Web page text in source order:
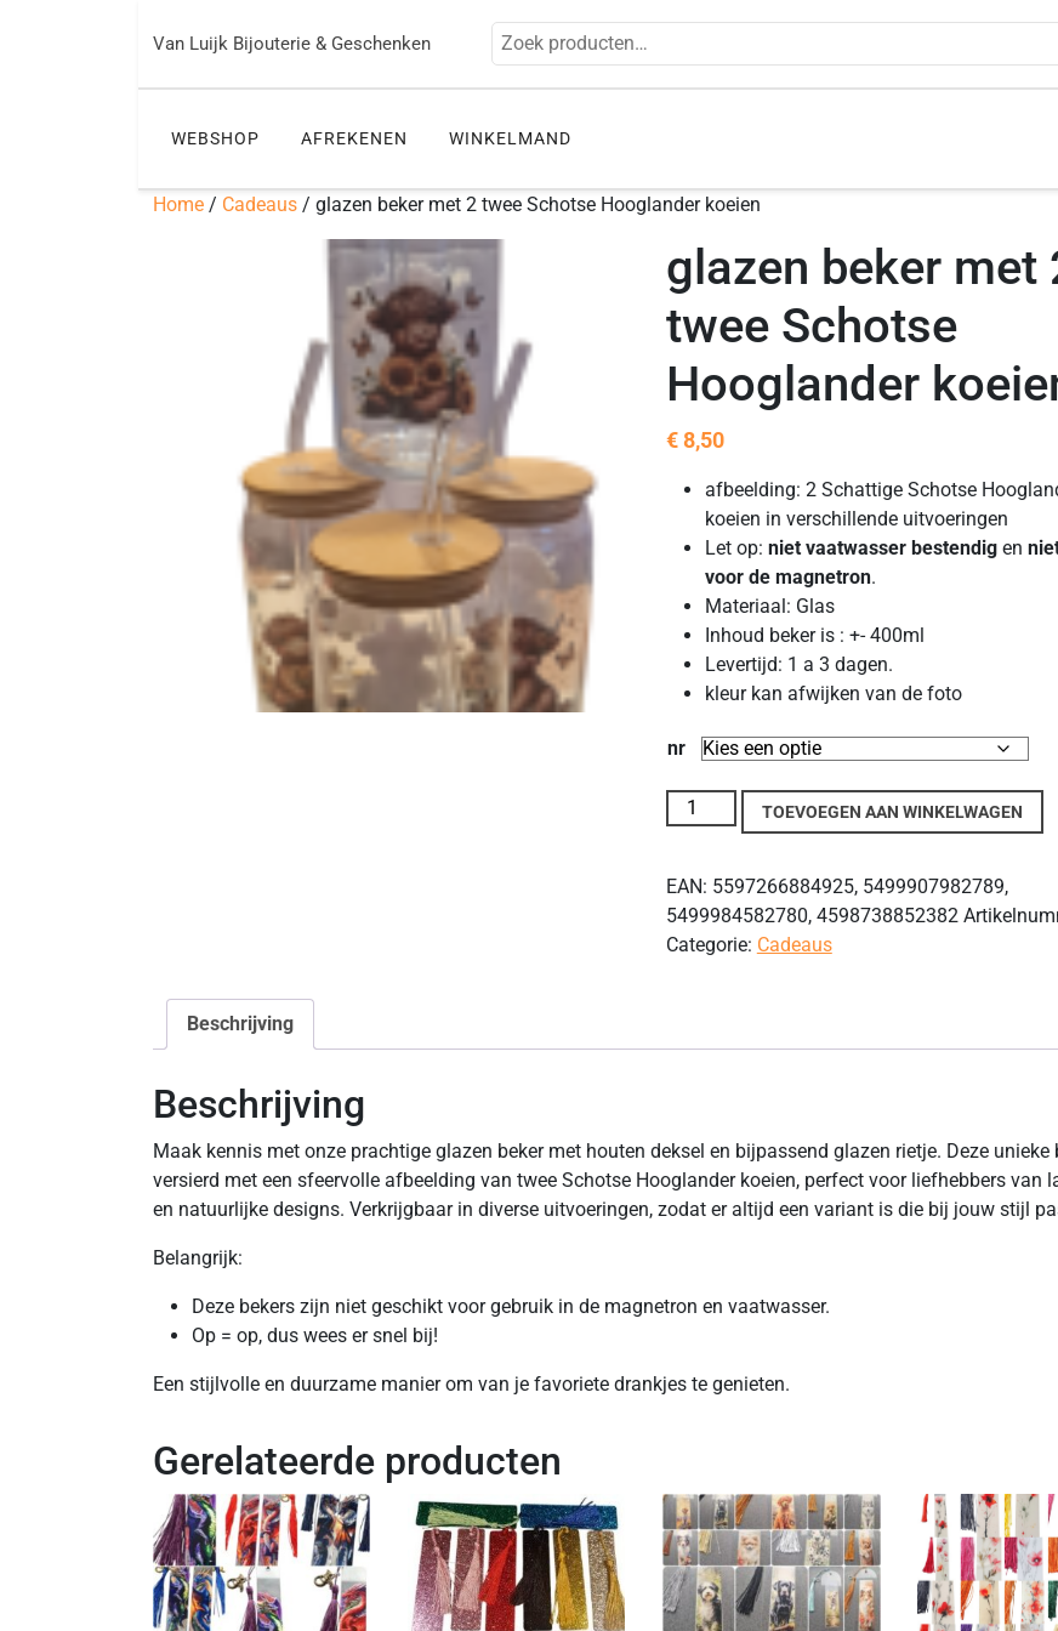
naar
Van Luijk Bijouterie & Geschenken Zoeken naar:
WEBSHOP AFREKENEN WINKELMAND
Home / Cadeaus / glazen beker met 2 twee Schotse Hooglander koeien
glazen beker met
twee Schotse
Hooglander
€8,50
afbeelding: 2 Schattige Schotse
koeien in verschillende uitvoeringen
Let op: niet vaatwasser bestendigen
voor de magnetron.
Materiaal: Glas
Inhoud beker is : +- 400ml
Levertijd: 1 a 3 dagen.
kleur kan afwijken van de foto
nr
glazen beker met 2 twee Schotse Hooglander
TOEVOEGEN AAN WINKELWAGEN
EAN: 5597266884925, 5499907982789,
5499984582780, 4598738852382
Categorie: Cadeaus
Beschrijving
Beschrijving
Maak kennis met onze prachtige glazen beker met houten deksel en bijpassend glazen rietje. Deze unieke
versierd met een sfeervolle afbeelding van twee Schotse Hooglander koeien, perfect voor liefhebbers van
en natuurlijke designs. Verkrijgbaar in diverse uitvoeringen, zodat er altijd een variant is die bij jouw stijl
Belangrijk:
Deze bekers zijn niet geschikt voor gebruik in de magnetron en vaatwasser.
Op = op, dus wees er snel bij!
Een stijlvolle en duurzame manier om van je favoriete drankjes te genieten.
Gerelateerde producten